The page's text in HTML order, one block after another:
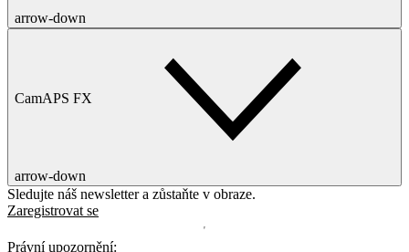
arrow-down
CamAPS FX
arrow-down
Sledujte náš newsletter a zůstaňte v obraze.
Zaregistrovat se
Právní upozornění: